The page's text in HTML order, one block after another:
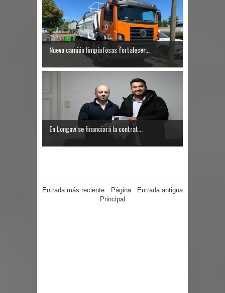
Diputado Jorge Guzmán rechaza
proyecto de interconexión eléctrica
en la alta cordillera del Maule por su
INDAP entregó $189 millones en
incentivos a usuarios de PRODESAL
de la provincia de Linares
innovación en tecnología educativa
Nuevo camión limpiafosas fortalecer...
En Longaví se financiará la contrat...
Entrada más reciente Entrada antigua
Página
Principal